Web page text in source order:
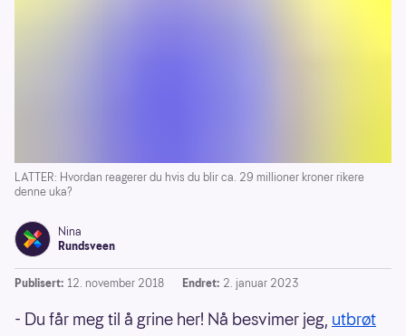
LATTER: Hvordan reagerer du hvis du blir ca. 29 millioner kroner rikere
denne uka?
Nina
Rundsveen
Publisert: 12. november 2018 Endret: 2. januar 2023
- Du får meg til å grine her! Nå besvimer jeg, utbrøt